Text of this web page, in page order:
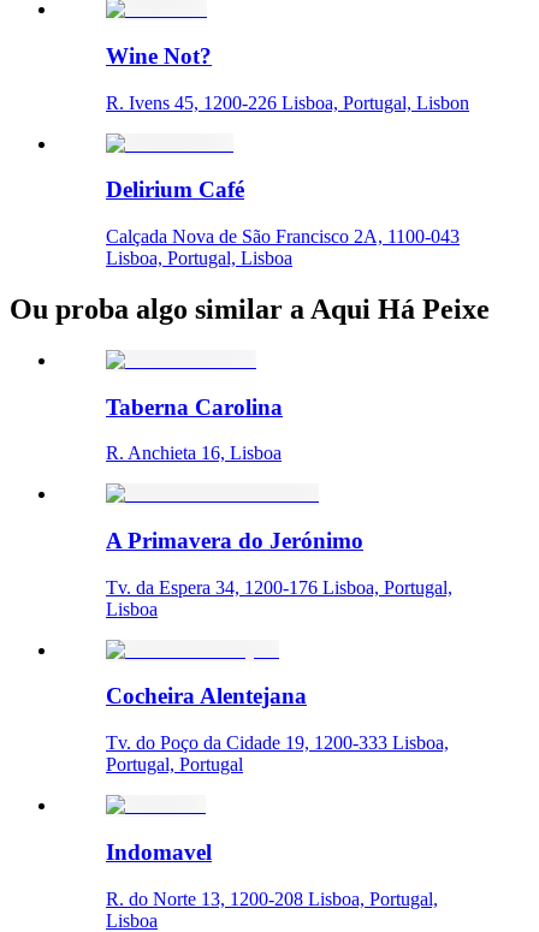
Wine Not?
R. Ivens 45, 1200-226 Lisboa, Portugal, Lisbon
Delirium Café
Calçada Nova de São Francisco 2A, 1100-043
Lisboa, Portugal, Lisboa
Ou proba algo similar a Aqui Há Peixe
Taberna Carolina
R. Anchieta 16, Lisboa
A Primavera do Jerónimo
Tv. da Espera 34, 1200-176 Lisboa, Portugal,
Lisboa
Cocheira Alentejana
Tv. do Poço da Cidade 19, 1200-333 Lisboa,
Portugal, Portugal
Indomavel
R. do Norte 13, 1200-208 Lisboa, Portugal,
Lisboa